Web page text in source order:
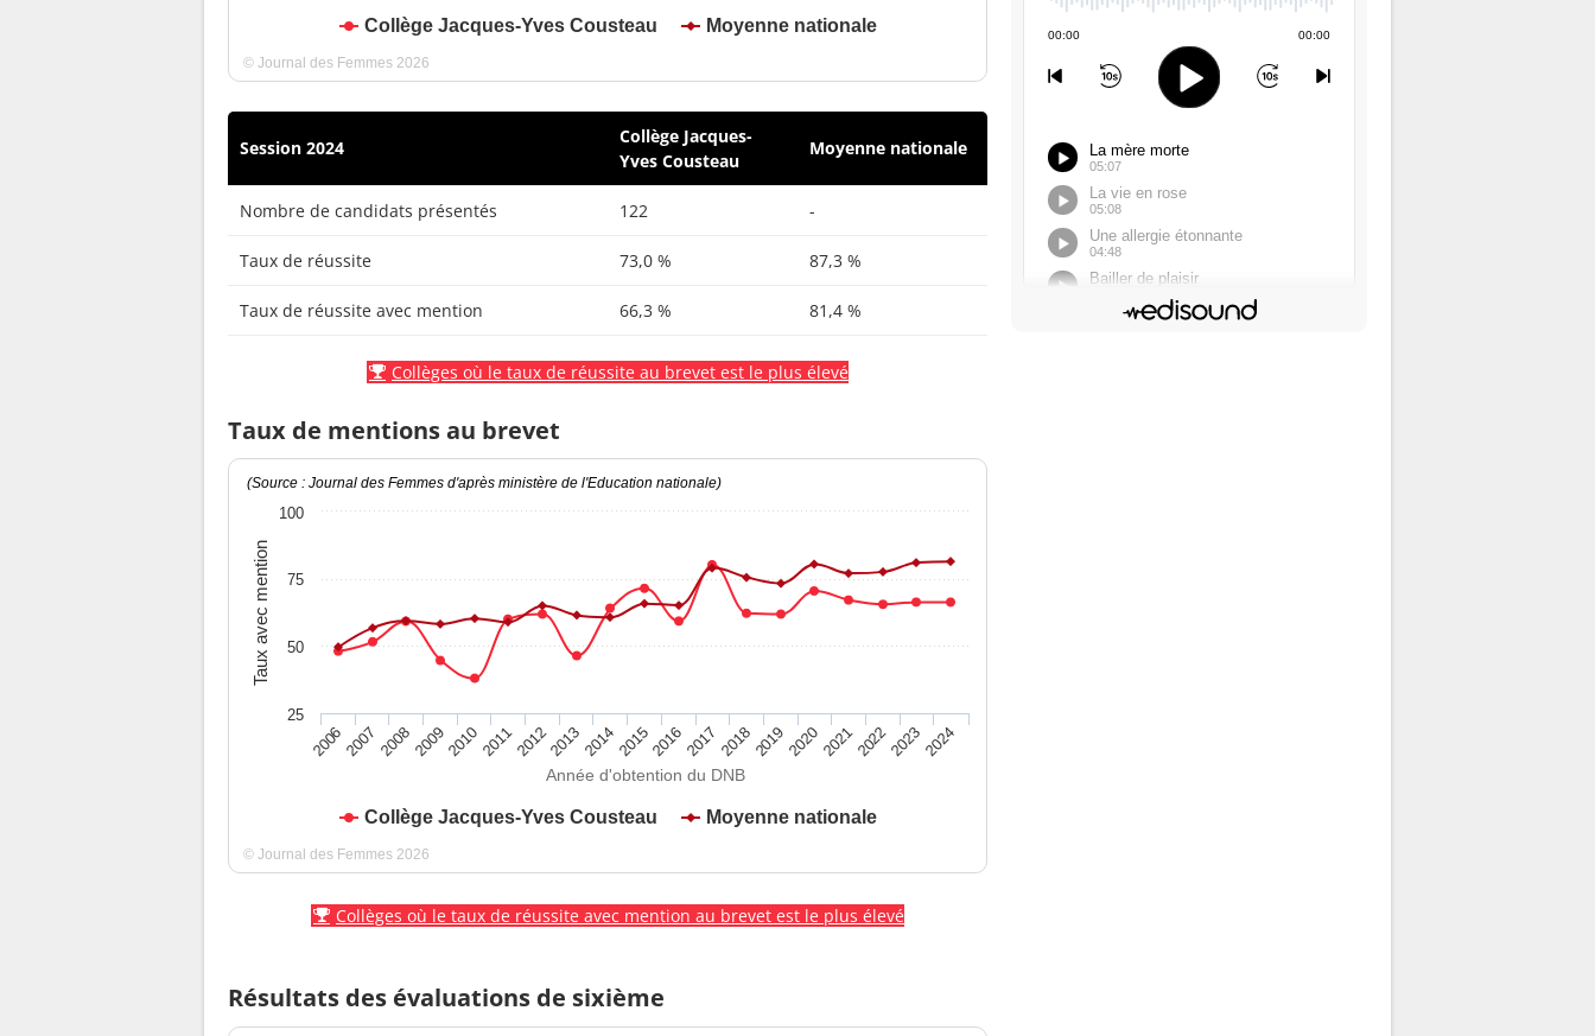
Collège Jacques-Yves Cousteau Moyenne nationale
© Journal des Femmes 2026
Session 2024
Collège Jacques-
Yves Cousteau
Moyenne nationale
Nombre de candidats présentés 122 -
Taux de réussite 73,0 % 87,3 %
Taux de réussite avec mention 66,3 % 81,4 %
Collèges où le taux de réussite au brevet est le plus élevé
Taux de mentions au brevet
Année d'obtention du DNB
Taux avec mention
(Source : Journal des Femmes d'après ministère de l'Education nationale)
Collège Jacques-Yves Cousteau Moyenne nationale
2006200720082009201020112012201320142015201620172018201920202021202220232024
25
50
75
100
© Journal des Femmes 2026
Collèges où le taux de réussite avec mention au brevet est le plus élevé
Résultats des évaluations de sixième